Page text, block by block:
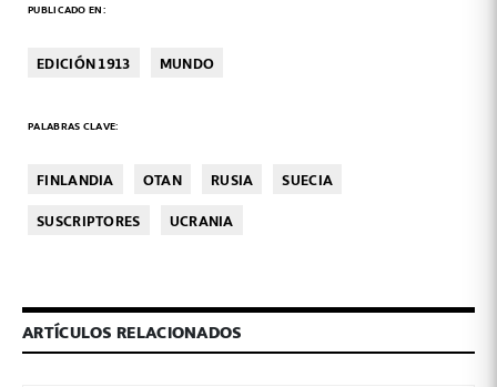
PUBLICADO EN:
EDICIÓN 1913 MUNDO
PALABRAS CLAVE:
FINLANDIA OTAN RUSIA
SUECIA
SUSCRIPTORES
UCRANIA
ARTÍCULOS RELACIONADOS